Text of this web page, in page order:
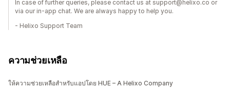
In case of further queries, please contact us at support@helixo.co or
via our in-app chat. We are always happy to help you.
- Helixo Support Team
ความช่วยเหลือ
ให้ความช่วยเหลือสำหรับแอปโดย HUE – A Helixo Company